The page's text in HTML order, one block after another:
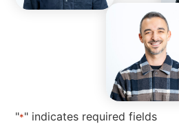
"*" indicates required fields